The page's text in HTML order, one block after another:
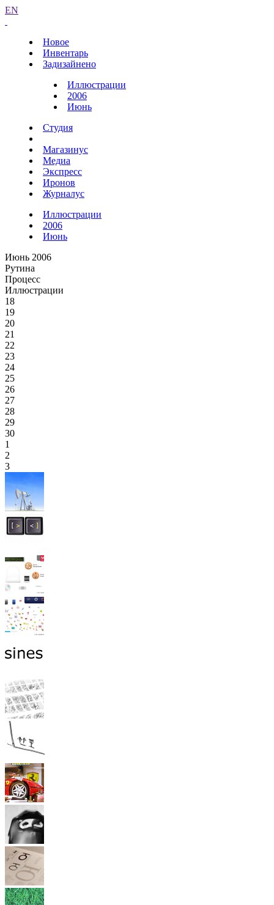
EN
Новое
Инвентарь
Задизайнено
Иллюстрации
2006
Июнь
Студия
Магазинус
Медиа
Экспресс
Иронов
Журналус
Иллюстрации
2006
Июнь
Июнь 2006
Рутина
Процесс
Иллюстрации
18
19
20
21
22
23
24
25
26
27
28
29
30
1
2
3